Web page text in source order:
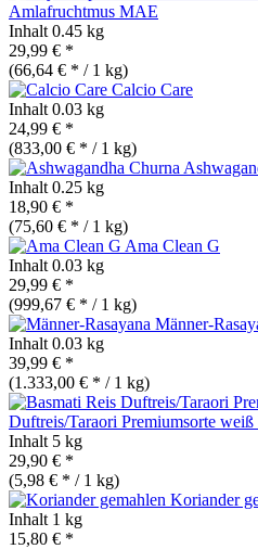
Amlafruchtmus MAE
Inhalt 0.45 kg
29,99 € *
(66,64 € * / 1 kg)
Calcio Care
Inhalt 0.03 kg
24,99 € *
(833,00 € * / 1 kg)
Inhalt 0.25 kg
18,90 € *
(75,60 € * / 1 kg)
Ama Clean G
Inhalt 0.03 kg
29,99 € *
(999,67 € * / 1 kg)
Männer-
Inhalt 0.03 kg
39,99 € *
(1.333,00 € * / 1 kg)
Duftreis/Taraori Premiumsorte weiß
Inhalt 5 kg
29,90 € *
(5,98 € * / 1 kg)
Koriander
Inhalt 1 kg
15,80 € *